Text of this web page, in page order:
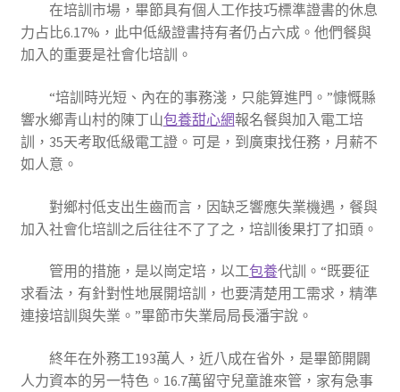
在培訓市場，畢節具有個人工作技巧標準證書的休息
力占比6.17%，此中低級證書持有者仍占六成。他們餐與
加入的重要是社會化培訓。
“培訓時光短、內在的事務淺，只能算進門。”慷慨縣
響水鄉青山村的陳丁山包養甜心網報名餐與加入電工培
訓，35天考取低級電工證。可是，到廣東找任務，月薪不
如人意。
對鄉村低支出生齒而言，因缺乏響應失業機遇，餐與
加入社會化培訓之后往往不了了之，培訓後果打了扣頭。
管用的措施，是以崗定培，以工包養代訓。“既要征
求看法，有針對性地展開培訓，也要清楚用工需求，精準
連接培訓與失業。”畢節市失業局局長潘宇說。
終年在外務工193萬人，近八成在省外，是畢節開闢
人力資本的另一特色。16.7萬留守兒童誰來管，家有急事